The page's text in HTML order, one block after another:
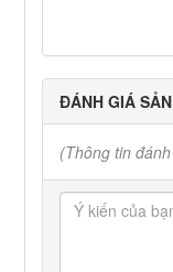
ĐÁNH GIÁ
(Thông tin